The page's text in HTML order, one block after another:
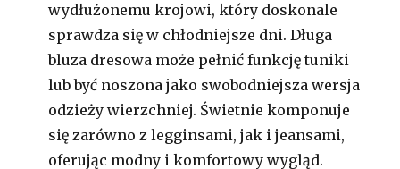
wydłużonemu krojowi, który doskonale
sprawdza się w chłodniejsze dni. Długa
bluza dresowa może pełnić funkcję tuniki
lub być noszona jako swobodniejsza wersja
odzieży wierzchniej. Świetnie komponuje
się zarówno z legginsami, jak i jeansami,
oferując modny i komfortowy wygląd.